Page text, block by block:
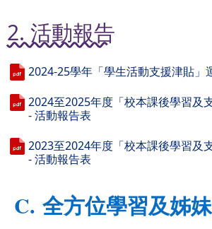
2. 活動報告
2024-25學年「學生活動支援津貼」
2024至2025年度「校本課後學習及
- 活動報告表
2023至2024年度「校本課後學習及
- 活動報告表
C. 全方位學習及姊